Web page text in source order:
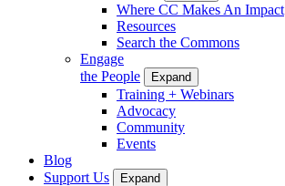
Where CC Makes An Impact
Resources
Search the Commons
Engage
the People
Expand
Training + Webinars
Advocacy
Community
Events
Blog
Support Us
Expand